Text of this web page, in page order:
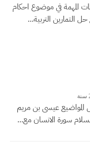
المهمة في موضوع احكام
التمارين التربية...
عيسى بن مريم
سورة الانسان مع...